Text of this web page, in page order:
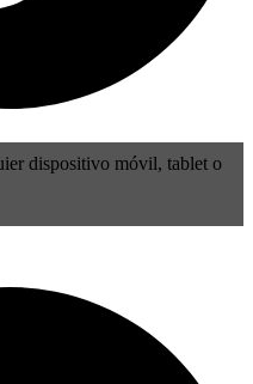
dispositivo móvil, tablet o